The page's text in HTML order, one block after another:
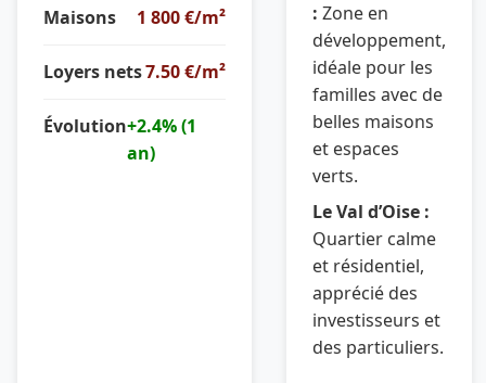
Maisons 1 800 €/m²
Loyers nets7.50 €/m²
Évolution+2.4% (1
an)
: Zone en
développement,
idéale pour les
familles avec de
belles maisons
et espaces
verts.
Le Val d’Oise :
Quartier calme
et résidentiel,
apprécié des
investisseurs et
des particuliers.